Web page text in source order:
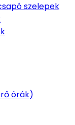
szelepek
órák)